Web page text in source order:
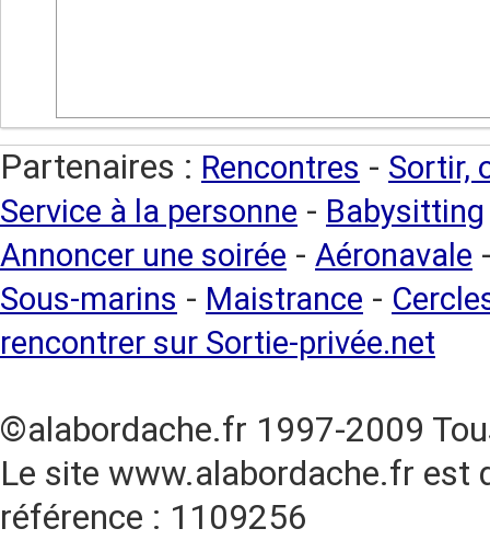
Partenaires : Rencontres - Sortir,
Service à la personne - Babysitting
Annoncer une soirée - Aéronavale
Sous-marins - Maistrance -
rencontrer sur Sortie-privée.net
©alabordache.fr 1997-2009
Le site www.alabordache.fr est
référence : 1109256